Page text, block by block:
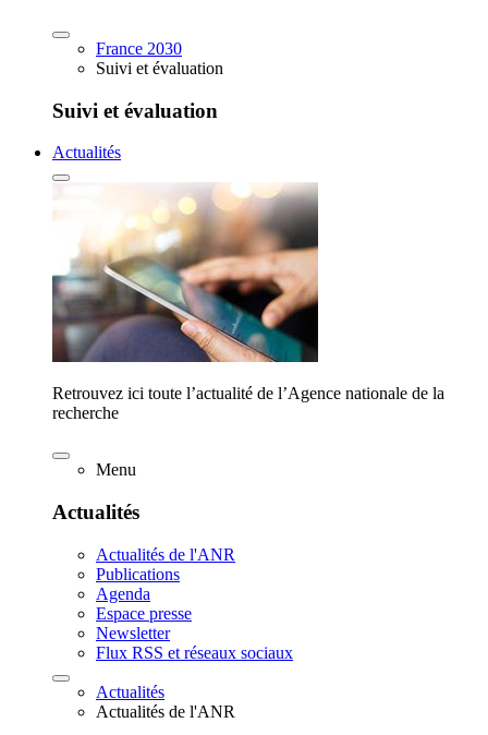
France 2030
Suivi et évaluation
Suivi et évaluation
Actualités
Retrouvez ici toute l’actualité de l’Agence nationale de la
recherche
Menu
Actualités
Actualités de l'ANR
Publications
Agenda
Espace presse
Newsletter
Flux RSS et réseaux sociaux
Actualités
Actualités de l'ANR